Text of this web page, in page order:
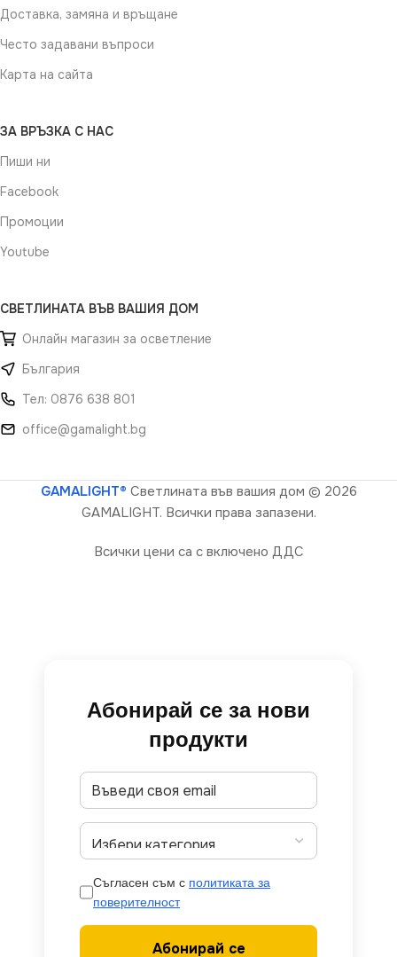
Доставка, замяна и връщане
Често задавани въпроси
Карта на сайта
ЗА ВРЪЗКА С НАС
Пиши ни
Facebook
Промоции
Youtube
СВЕТЛИНАТА ВЪВ ВАШИЯ ДОМ
Онлайн магазин за осветление
България
Тел: 0876 638 801
office@gamalight.bg
GAMALIGHT® Светлината във вашия дом © 2026
GAMALIGHT. Всички права запазени.
Всички цени са с включено ДДС
Абонирай се за нови
продукти
Съгласен съм с политиката за
поверителност
Абонирай се